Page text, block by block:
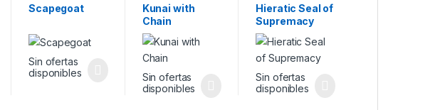
Scapegoat
Sin ofertas
disponibles
Kunai with
Chain
Sin ofertas
disponibles
Hieratic Seal of
Supremacy
Sin ofertas
disponibles